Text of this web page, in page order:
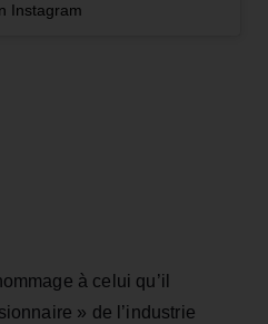
Instagram
à celui qu’il
» de l’industrie